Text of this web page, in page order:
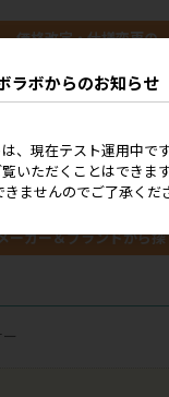
価格改定・仕様変更の
ーカー＆ブランドから探
ラボからのお知らせ
、現在テスト運用中です
いただくことはできま
ませんのでご了承くだ